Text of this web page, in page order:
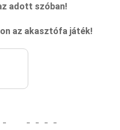
adott szóban!
az akasztófa játék!